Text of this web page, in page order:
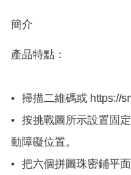
簡介
產品特點：
•	掃描二維碼或 https://smartgames.eu/iqmini/ 獲得挑戰！
•	按挑戰圖所示設置固定的障礙或自創不同的關卡，隨意移
動障礙位置。
•	把六個拼圖珠密鋪平面地放在遊戲板上，總是有至少一個